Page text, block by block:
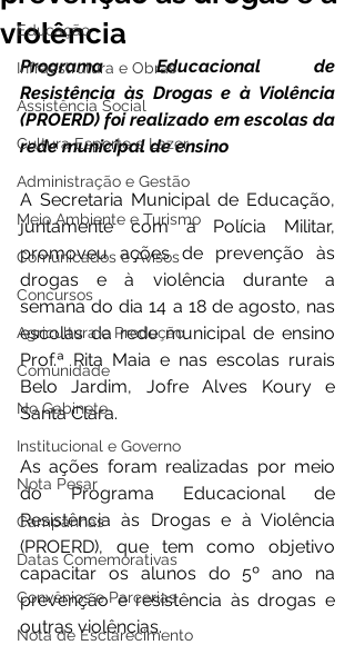
Educação
Infraestrutura e Obras
Assistência Social
Cultura Esporte e Lazer
Administração e Gestão
Meio Ambiente e Turismo
Comunicados e Avisos
Concursos
Agricultura e Produção
Comunidade
No Gabinete
Institucional e Governo
Nota Pesar
Campanhas
Datas Comemorativas
Convênios e Parcerias
Nota de Esclarecimento
violência
Programa Educacional de
Resistência às Drogas e à Violência
(PROERD) foi realizado em escolas da
rede municipal de ensino
A Secretaria Municipal de Educação,
juntamente com a Polícia Militar,
promoveu ações de prevenção às
drogas e à violência durante a
semana do dia 14 a 18 de agosto, nas
escolas da rede municipal de ensino
Prof.ª Rita Maia e nas escolas rurais
Belo Jardim, Jofre Alves Koury e
Santa Clara.
As ações foram realizadas por meio
do Programa Educacional de
Resistência às Drogas e à Violência
(PROERD), que tem como objetivo
capacitar os alunos do 5º ano na
prevenção e resistência às drogas e
outras violências.